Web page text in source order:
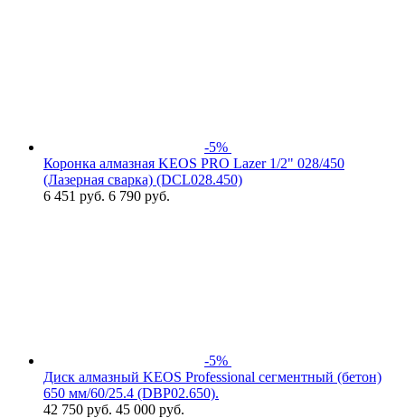
-5%
Коронка алмазная KEOS PRO Lazer 1/2" 028/450
(Лазерная сварка) (DCL028.450)
6 451 руб. 6 790 руб.
-5%
Диск алмазный KEOS Professional сегментный (бетон)
650 мм/60/25.4 (DBP02.650).
42 750 руб. 45 000 руб.